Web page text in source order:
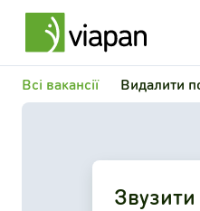
Всі вакансії Видалити